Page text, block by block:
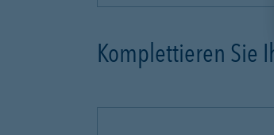
Komplettieren Sie